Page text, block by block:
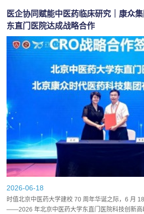
医企协同赋能中医药临床研究｜康众
东直门医院达成战略合作
2026-06-18
时值北京中医药大学建校 70 周年华诞之际，6 月
——2026 年北京中医药大学东直门医院科技创新高